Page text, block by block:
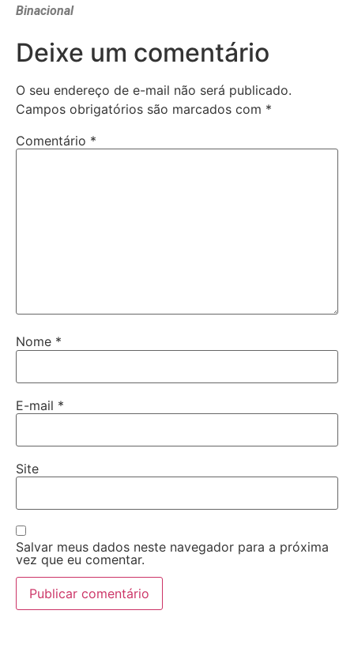
Binacional
Deixe um comentário
O seu endereço de e-mail não será publicado.
Campos obrigatórios são marcados com *
Comentário *
Nome *
E-mail *
Site
Salvar meus dados neste navegador para a próxima
vez que eu comentar.